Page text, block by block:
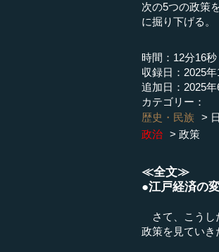
次の5つの政策
に掘り下げる。
時間：12分16秒
収録日：2025年
追加日：2025年
カテゴリー：
歴史・民族
政治
政策
≪全文≫
●江戸経済の
さて、こうし
政策を見ていき